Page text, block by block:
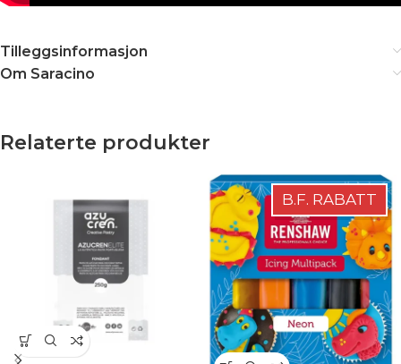
Tilleggsinformasjon
Om Saracino
Relaterte produkter
B.F. RABATT